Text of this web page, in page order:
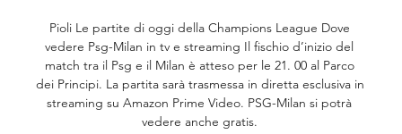
Pioli Le partite di oggi della Champions League Dove
vedere Psg-Milan in tv e streaming Il fischio d’inizio del
match tra il Psg e il Milan è atteso per le 21. 00 al Parco
dei Principi. La partita sarà trasmessa in diretta esclusiva in
streaming su Amazon Prime Video. PSG-Milan si potrà
vedere anche gratis.